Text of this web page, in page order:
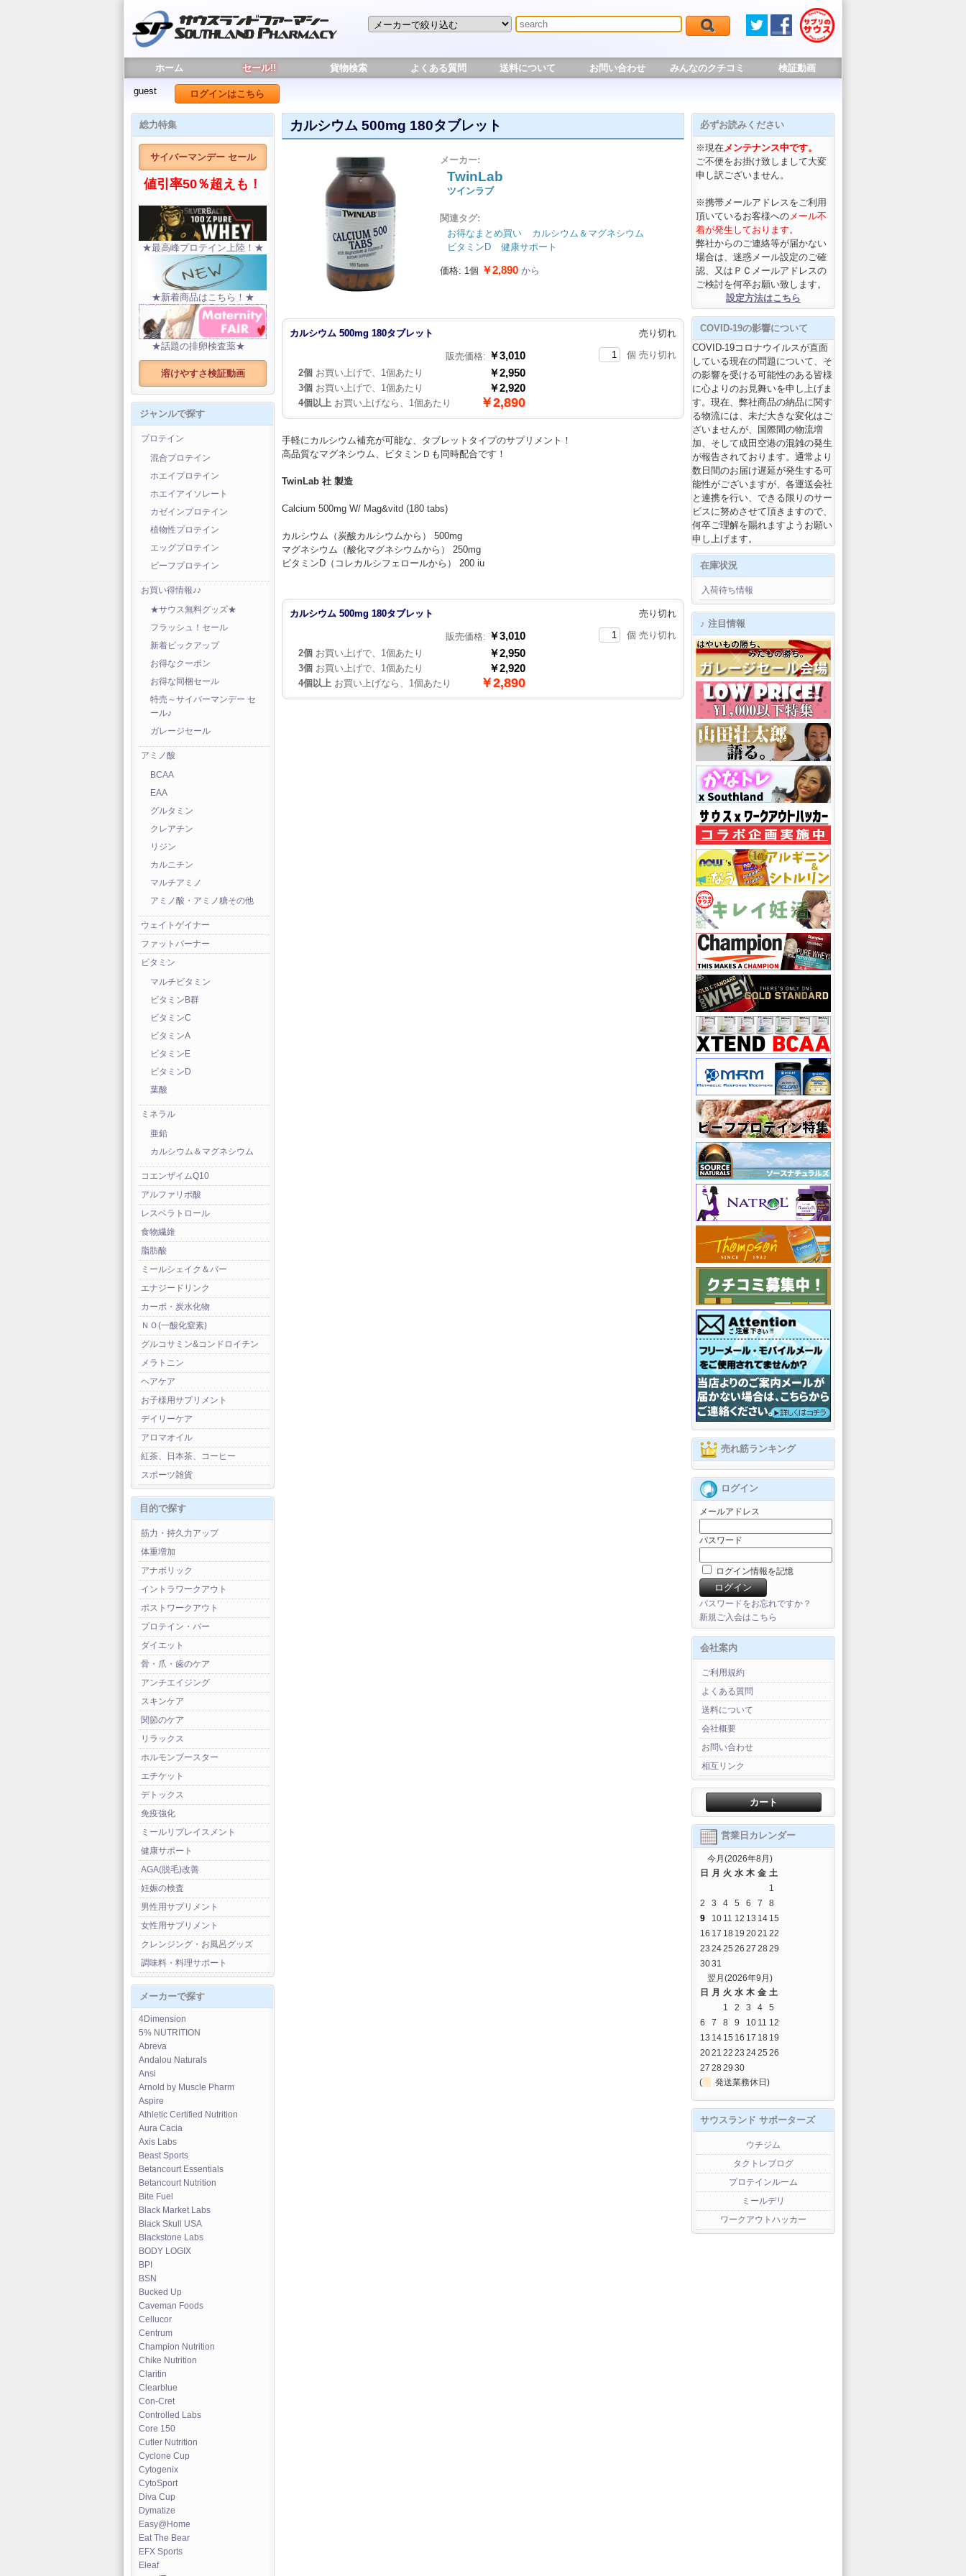
ホーム セール!! 貨物検索 よくある質問 送料について お問い合わせ みんなのクチコミ 検証動画
guest ログインはこちら
総力特集
サイバーマンデー セール
値引率50％超えも！
★最高峰プロテイン上陸！★
★新着商品はこちら！★
★話題の排卵検査薬★
溶けやすさ検証動画
ジャンルで探す
プロテイン
混合プロテイン
ホエイプロテイン
ホエイアイソレート
カゼインプロテイン
植物性プロテイン
エッグプロテイン
ビーフプロテイン
お買い得情報♪♪
★サウス無料グッズ★
フラッシュ！セール
新着ピックアップ
お得なクーポン
お得な同梱セール
特売～サイバーマンデー セ
ール♪
ガレージセール
アミノ酸
BCAA
EAA
グルタミン
クレアチン
リジン
カルニチン
マルチアミノ
アミノ酸・アミノ糖その他
ウェイトゲイナー
ファットバーナー
ビタミン
マルチビタミン
ビタミンB群
ビタミンC
ビタミンA
ビタミンE
ビタミンD
葉酸
ミネラル
亜鉛
カルシウム＆マグネシウム
コエンザイムQ10
アルファリポ酸
レスベラトロール
食物繊維
脂肪酸
ミールシェイク＆バー
エナジードリンク
カーボ・炭水化物
ＮＯ(一酸化窒素)
グルコサミン&コンドロイチン
メラトニン
ヘアケア
お子様用サプリメント
デイリーケア
アロマオイル
紅茶、日本茶、コーヒー
スポーツ雑貨
目的で探す
筋力・持久力アップ
体重増加
アナボリック
イントラワークアウト
ポストワークアウト
プロテイン・バー
ダイエット
骨・爪・歯のケア
アンチエイジング
スキンケア
関節のケア
リラックス
ホルモンブースター
エチケット
デトックス
免疫強化
ミールリプレイスメント
健康サポート
AGA(脱毛)改善
妊娠の検査
男性用サプリメント
女性用サプリメント
クレンジング・お風呂グッズ
調味料・料理サポート
メーカーで探す
4Dimension
5% NUTRITION
Abreva
Andalou Naturals
Ansi
Arnold by Muscle Pharm
Aspire
Athletic Certified Nutrition
Aura Cacia
Axis Labs
Beast Sports
Betancourt Essentials
Betancourt Nutrition
Bite Fuel
Black Market Labs
Black Skull USA
Blackstone Labs
BODY LOGIX
BPI
BSN
Bucked Up
Caveman Foods
Cellucor
Centrum
Champion Nutrition
Chike Nutrition
Claritin
Clearblue
Con-Cret
Controlled Labs
Core 150
Cutler Nutrition
Cyclone Cup
Cytogenix
CytoSport
Diva Cup
Dymatize
Easy@Home
Eat The Bear
EFX Sports
Eleaf
カルシウム 500mg 180タブレット
メーカー:
TwinLab
ツインラブ
関連タグ:
お得なまとめ買い
カルシウム＆マグネシウム
ビタミンD
健康サポート
価格: 1個 ￥2,890 から
カルシウム 500mg 180タブレット 売り切れ
販売価格: ￥3,010
2個 お買い上げで、1個あたり ￥2,950
3個 お買い上げで、1個あたり ￥2,920
4個以上 お買い上げなら、1個あたり ￥2,890
個 売り切れ
手軽にカルシウム補充が可能な、タブレットタイプのサプリメント！
高品質なマグネシウム、ビタミンＤも同時配合です！
TwinLab 社 製造
Calcium 500mg W/ Mag&vitd (180 tabs)
カルシウム（炭酸カルシウムから） 500mg
マグネシウム（酸化マグネシウムから） 250mg
ビタミンD（コレカルシフェロールから） 200 iu
カルシウム 500mg 180タブレット 売り切れ
販売価格: ￥3,010
2個 お買い上げで、1個あたり ￥2,950
3個 お買い上げで、1個あたり ￥2,920
4個以上 お買い上げなら、1個あたり ￥2,890
個 売り切れ
必ずお読みください
※現在メンテナンス中です。
ご不便をお掛け致しまして大変
申し訳ございません。
※携帯メールアドレスをご利用
頂いているお客様へのメール不
着が発生しております。
弊社からのご連絡等が届かない
場合は、迷惑メール設定のご確
認、又はＰＣメールアドレスの
ご検討を何卒お願い致します。
設定方法はこちら
COVID-19の影響について
COVID-19コロナウイルスが直面
している現在の問題について、そ
の影響を受ける可能性のある皆様
に心よりのお見舞いを申し上げま
す。現在、弊社商品の納品に関す
る物流には、未だ大きな変化はご
ざいませんが、国際間の物流増
加、そして成田空港の混雑の発生
が報告されております。通常より
数日間のお届け遅延が発生する可
能性がございますが、各運送会社
と連携を行い、できる限りのサー
ビスに努めさせて頂きますので、
何卒ご理解を賜れますようお願い
申し上げます。
在庫状況
入荷待ち情報
♪ 注目情報
売れ筋ランキング
ログイン
メールアドレス
パスワード
ログイン情報を記憶
パスワードをお忘れですか？
新規ご入会はこちら
会社案内
ご利用規約
よくある質問
送料について
会社概要
お問い合わせ
相互リンク
カート
営業日カレンダー
今月(2026年8月)
日 月 火 水 木 金 土
1
2
3 4 5 6 7
8
9
10 11 12 13 14 15
16 17 18 19 2021 22
23 2425 26 27 2829
3031
翌月(2026年9月)
日 月 火 水 木 金 土
1
2 3 4
5
6
7 8 9 10 11 12
13 14 15 16 17 18 19
2021 22 23 2425 26
27 2829 30
(
発送業務休日)
サウスランド サポーターズ
ウチジム
タクトレブログ
プロテインルーム
ミールデリ
ワークアウトハッカー